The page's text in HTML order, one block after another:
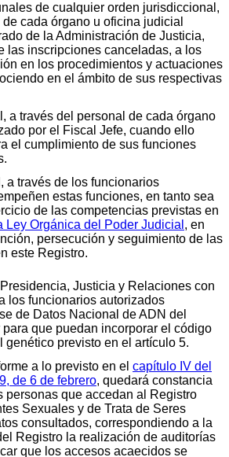
de cualquier orden jurisdiccional,
cada órgano u oficina judicial
de la Administración de Justicia,
las inscripciones canceladas, a los
en los procedimientos y actuaciones
en el ámbito de sus respectivas
a través del personal de cada órgano
por el Fiscal Jefe, cuando ello
el cumplimiento de sus funciones
a través de los funcionarios
estas funciones, en tanto sea
de las competencias previstas en
Ley Orgánica del Poder Judicial , en
persecución y seguimiento de las
este Registro.
Justicia y Relaciones con
los funcionarios autorizados
de Datos Nacional de ADN del
que puedan incorporar el código
genético previsto en el artículo 5.
a lo previsto en el capítulo IV del
de 6 de febrero, quedará constancia
personas que accedan al Registro
Sexuales y de Trata de Seres
consultados, correspondiendo a la
Registro la realización de auditorías
que los accesos acaecidos se